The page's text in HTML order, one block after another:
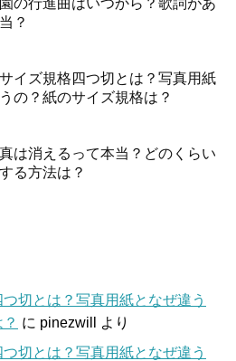
？
イズ規格四つ切とは？写真用紙
の？紙のサイズ規格は？
は消えるって本当？どのくらい
る方法は？
切とは？写真用紙となぜ違う
に pinezwill
より
切とは？写真用紙となぜ違う